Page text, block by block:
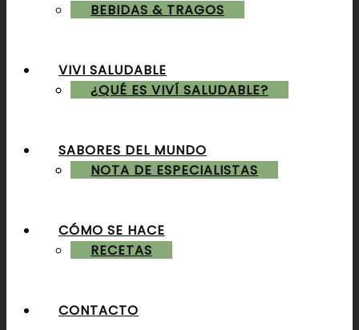
BEBIDAS & TRAGOS
ALMUERZOS & CENAS
POSTRES & TORTAS
VIVI SALUDABLE
¿QUÉ ES VIVÍ SALUDABLE?
NOTA DE ESPECIALISTAS
RECETAS
SABORES DEL MUNDO
CÓMO SE HACE
CONTACTO